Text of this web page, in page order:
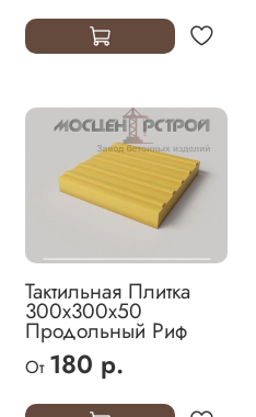
Тактильная Плитка
300х300х50
Продольный Риф
От 180 р.